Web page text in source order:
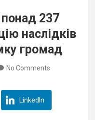
237
наслідків
громад
No Comments
LinkedIn